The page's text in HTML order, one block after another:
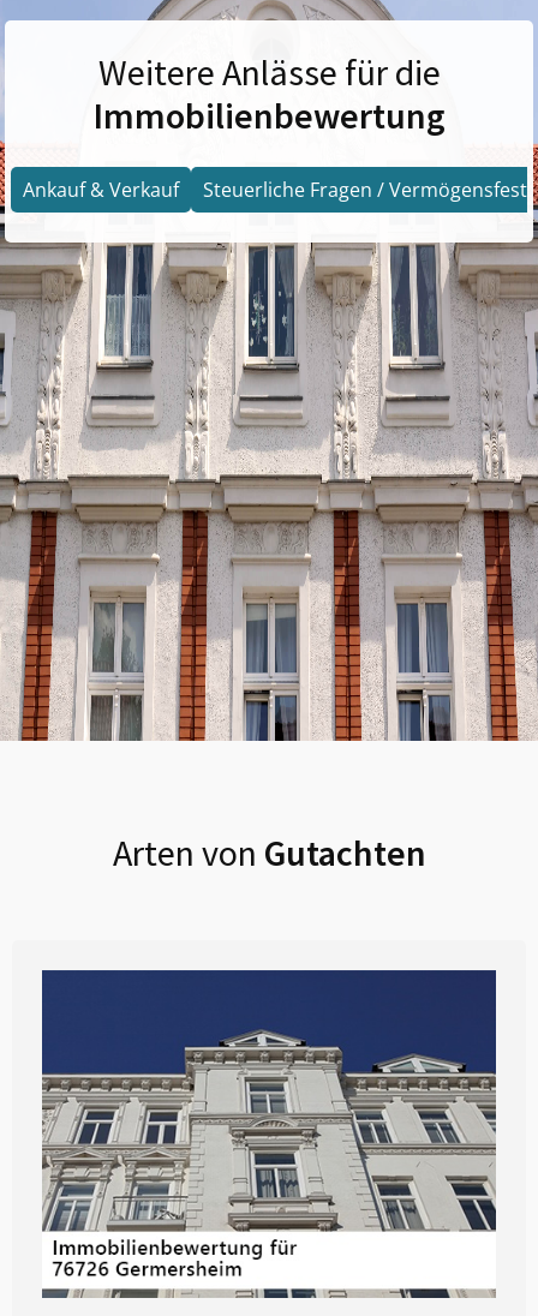
Weitere Anlässe für die
Immobilienbewertung
Ankauf & Verkauf Steuerliche Fragen /
Arten von Gutachten